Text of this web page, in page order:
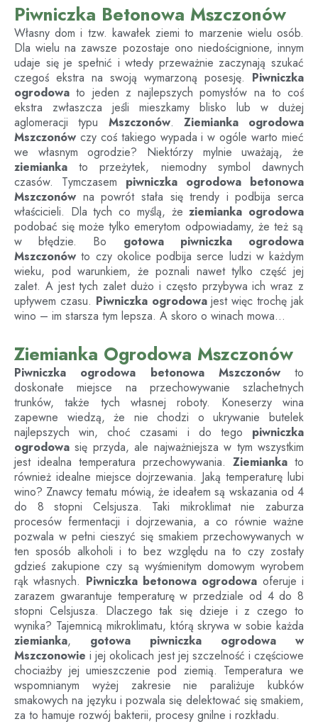
Piwniczka Betonowa Mszczonów
Własny dom i tzw. kawałek ziemi to marzenie wielu osób.
Dla wielu na zawsze pozostaje ono niedoścignione, innym
udaje się je spełnić i wtedy przeważnie zaczynają szukać
czegoś ekstra na swoją wymarzoną posesję. Piwniczka
ogrodowa to jeden z najlepszych pomysłów na to coś
ekstra zwłaszcza jeśli mieszkamy blisko lub w dużej
aglomeracji typu Mszczonów. Ziemianka ogrodowa
Mszczonów czy coś takiego wypada i w ogóle warto mieć
we własnym ogrodzie? Niektórzy mylnie uważają, że
ziemianka to przeżytek, niemodny symbol dawnych
czasów. Tymczasem piwniczka ogrodowa betonowa
Mszczonów na powrót stała się trendy i podbija serca
właścicieli. Dla tych co myślą, żeziemianka ogrodowa
podobać się może tylko emerytom odpowiadamy, że też są
w błędzie. Bo gotowa piwniczka ogrodowa
Mszczonówto czy okolice podbija serce ludzi w każdym
wieku, pod warunkiem, że poznali nawet tylko część jej
zalet. A jest tych zalet dużo i często przybywa ich wraz z
upływem czasu. Piwniczka ogrodowajest więc trochę jak
wino – im starsza tym lepsza. A skoro o winach mowa…
Ziemianka Ogrodowa Mszczonów
Piwniczka ogrodowa betonowa Mszczonów to
doskonałe miejsce na przechowywanie szlachetnych
trunków, także tych własnej roboty. Koneserzy wina
zapewne wiedzą, że nie chodzi o ukrywanie butelek
najlepszych win, choć czasami i do tego piwniczka
ogrodowa się przyda, ale najważniejsza w tym wszystkim
jest idealna temperatura przechowywania. Ziemianka to
również idealne miejsce dojrzewania. Jaką temperaturę lubi
wino? Znawcy tematu mówią, że ideałem są wskazania od 4
do 8 stopni Celsjusza. Taki mikroklimat nie zaburza
procesów fermentacji i dojrzewania, a co równie ważne
pozwala w pełni cieszyć się smakiem przechowywanych w
ten sposób alkoholi i to bez względu na to czy zostały
gdzieś zakupione czy są wyśmienitym domowym wyrobem
rąk własnych. Piwniczka betonowa ogrodowa oferuje i
zarazem gwarantuje temperaturę w przedziale od 4 do 8
stopni Celsjusza. Dlaczego tak się dzieje i z czego to
wynika? Tajemnicą mikroklimatu, którą skrywa w sobie każda
ziemianka, gotowa piwniczka ogrodowa
w
Mszczonowiei jej okolicach jest jej szczelność i częściowe
chociażby jej umieszczenie pod ziemią. Temperatura we
wspomnianym wyżej zakresie nie paraliżuje kubków
smakowych na języku i pozwala się delektować się smakiem,
za to hamuje rozwój bakterii, procesy gnilne i rozkładu.